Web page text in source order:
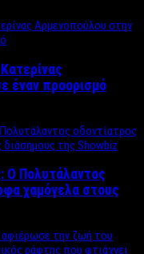
έναν προορισμό
O Πολυτάλαντος
χαμόγελα στους